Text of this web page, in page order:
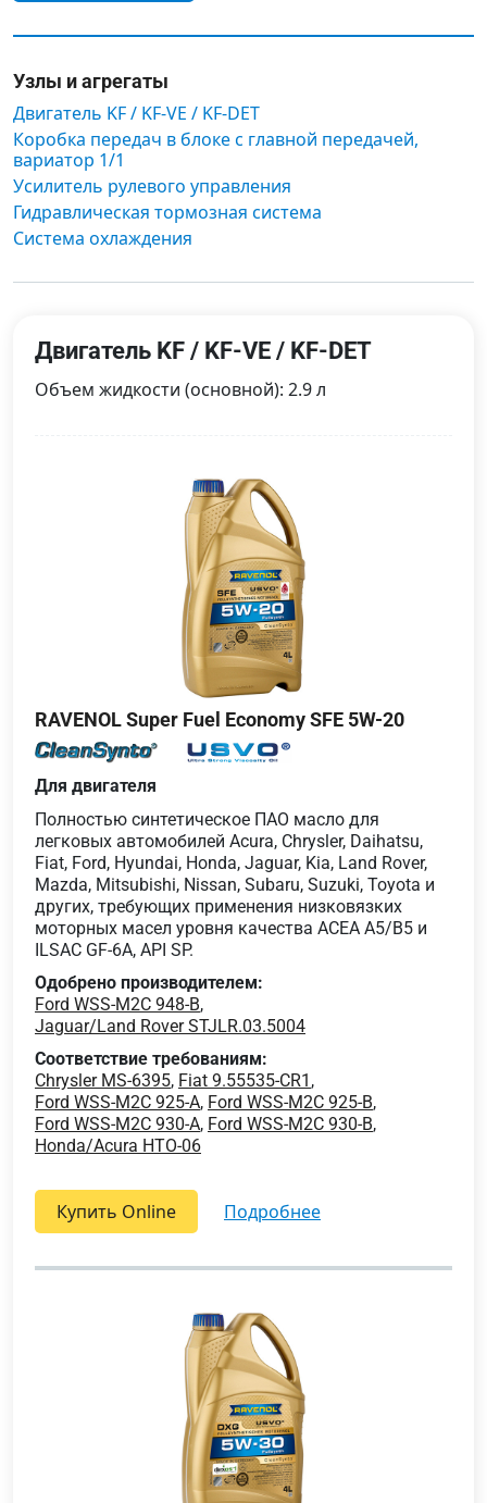
Узлы и агрегаты
Двигатель KF / KF-VE / KF-DET
Коробка передач в блоке с главной передачей,
вариатор 1/1
Усилитель рулевого управления
Гидравлическая тормозная система
Система охлаждения
Двигатель KF / KF-VE / KF-DET
Объем жидкости (основной): 2.9 л
RAVENOL Super Fuel Economy SFE 5W-20
Для двигателя
Полностью синтетическое ПАО масло для
легковых автомобилей Acura, Chrysler, Daihatsu,
Fiat, Ford, Hyundai, Honda, Jaguar, Kia, Land Rover,
Mazda, Mitsubishi, Nissan, Subaru, Suzuki, Toyota и
других, требующих применения низковязких
моторных масел уровня качества ACEA A5/B5 и
ILSAC GF-6A, API SP.
Одобрено производителем:
Ford WSS-M2C 948-B,
Jaguar/Land Rover STJLR.03.5004
Соответствие требованиям:
Chrysler MS-6395, Fiat 9.55535-CR1 ,
Ford WSS-M2C 925-A, Ford WSS-M2C 925-B,
Ford WSS-M2C 930-A, Ford WSS-M2C 930-B,
Honda/Acura HTO-06
Купить Online подробнее